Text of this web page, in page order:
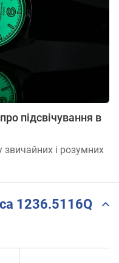
підсвічування в
звичайних і розумних
1236.5116Q